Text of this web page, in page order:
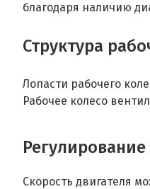
благодаря наличию
Структура
Лопасти рабочего
Рабочее колесо
Регулирование
Скорость двигателя